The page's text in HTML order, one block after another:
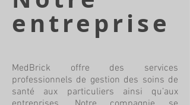
entreprise
MedBrick offre des services
professionnels de gestion des soins de
santé aux particuliers ainsi qu’aux